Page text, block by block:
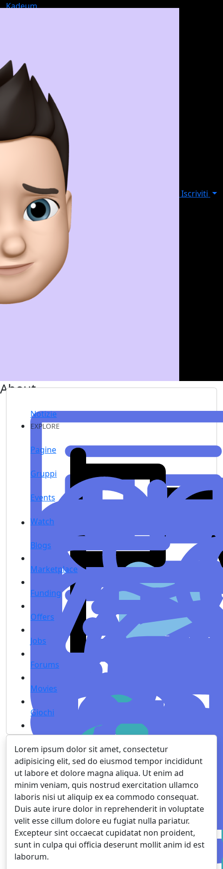
Kadeum
Iscriviti
About
Notizie
EXPLORE
Pagine
Gruppi
Events
Watch
Blogs
Marketplace
Funding
Offers
Jobs
Forums
Movies
Giochi
Lorem ipsum dolor sit amet, consectetur
adipisicing elit, sed do eiusmod tempor incididunt
ut labore et dolore magna aliqua. Ut enim ad
minim veniam, quis nostrud exercitation ullamco
laboris nisi ut aliquip ex ea commodo consequat.
Duis aute irure dolor in reprehenderit in voluptate
velit esse cillum dolore eu fugiat nulla pariatur.
Excepteur sint occaecat cupidatat non proident,
sunt in culpa qui officia deserunt mollit anim id est
laborum.